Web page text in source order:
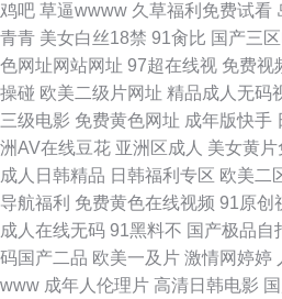
鸡吧 草逼wwww 久草福利免费试看
青青 美女白丝18禁 91肏比 国产三
色网址网站网址 97超在线视 免费视
操碰 欧美二级片网址 精品成人无码
三级电影 免费黄色网址 成年版快手
洲AV在线豆花 亚洲区成人 美女黄
成人日韩精品 日韩福利专区 欧美二
导航福利 免费黄色在线视频 91原创
成人在线无码 91黑料不 国产极品自
码国产二品 欧美一及片 激情网婷婷
www 成年人伦理片 高清日韩电影